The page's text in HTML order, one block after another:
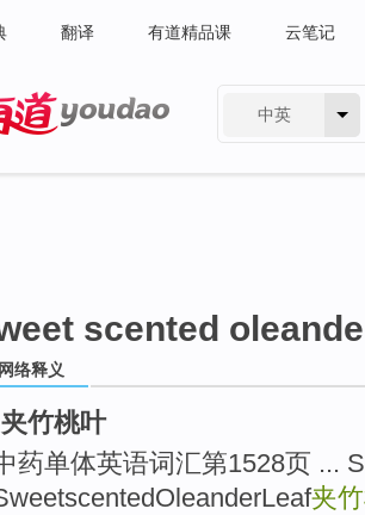
翻译 有道精品课 云笔记
中英
scented
网络释义
夹竹桃叶
药单体英语词汇第1528页 ...
夹